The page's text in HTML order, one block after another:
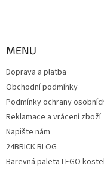
MENU
Doprava a platba
Obchodní podmínky
Podmínky ochrany
Reklamace a vrácení zboží
Napište nám
24BRICK BLOG
Barevná paleta LEGO